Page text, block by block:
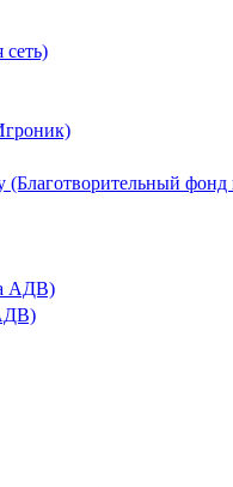
сеть)
(Благотворительный
АДВ)